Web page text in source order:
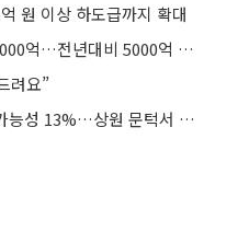
원 이상 하도급까지 확대
한은, 설 화폐 공급 규모 4조7000억…전년대비 5000억 증가
려요”
美 클래리티 법안 연내 통과 가능성 13%…상원 문턱서 제동